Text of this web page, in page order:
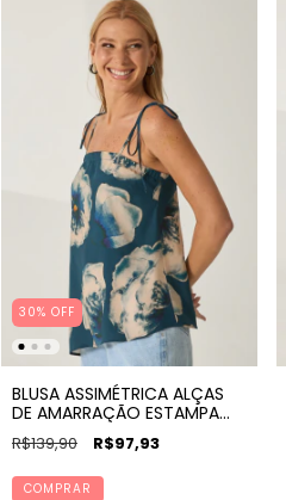
30% OFF
BLUSA ASSIMÉTRICA ALÇAS
DE AMARRAÇÃO ESTAMPA
AMOR PERFEITO
R$139,90 R$97,93
COMPRAR